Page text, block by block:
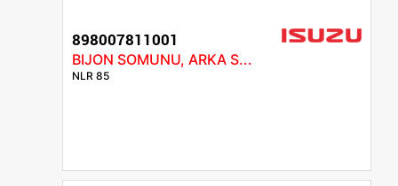
898007811001
BIJON SOMUNU, ARKA S...
NLR 85